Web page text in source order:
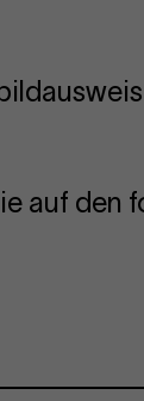
auf den